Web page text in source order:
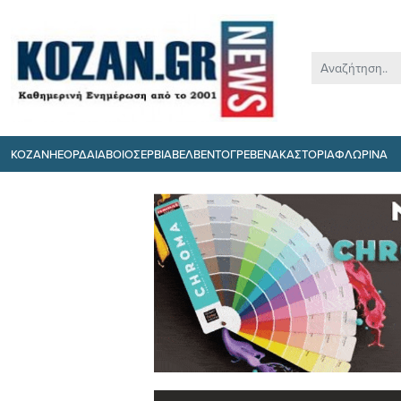
ΚΟΖΑΝΗΕΟΡΔΑΙΑΒΟΙΟΣΕΡΒΙΑΒΕΛΒΕΝΤΟΓΡΕΒΕΝΑΚΑΣΤΟΡΙΑΦΛΩΡΙΝΑ